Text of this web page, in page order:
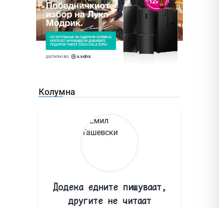
Колумна
Додека едните пишуваат,
другите не читаат